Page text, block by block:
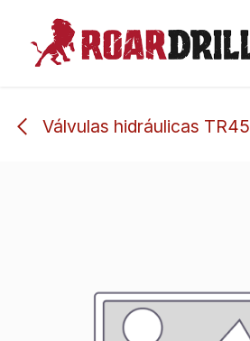
Válvulas hidráulicas TR45